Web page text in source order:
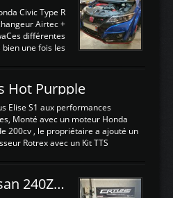
0-5V de l'afr sera connectée sur
Volt 8 et GndAN pour
et Volt car l'information est une
une résistance variable d'un
de brancher le ...
Civic Type R
Airtec +
différentes
une fois les
inferieur,
structure ou le
fond plat. Une
est faite sur le
Une alternative
sur Hondata
, Une fois
et les ...
Hot Purpple
Elise S1 aux performances
Monté avec un moteur Honda
200cv , le propriétaire a ajouté un
Rotrex avec un Kit TTS
la puissance de son moteur:
a été ajouté. 300Cv sans
Préparation Nissan 240Z SR20DET